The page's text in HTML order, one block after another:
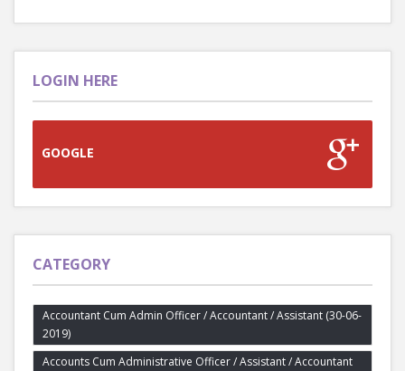
LOGIN HERE
GOOGLE
CATEGORY
Accountant Cum Admin Officer / Accountant / Assistant (30-06-
2019)
Accounts Cum Administrative Officer / Assistant / Accountant